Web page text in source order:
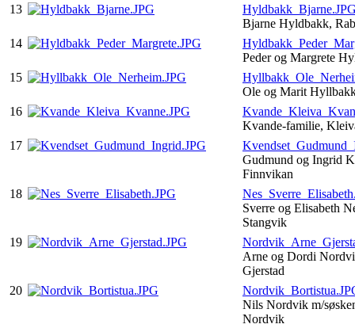
13
Bjarne Hyldbakk,
14
Peder og Margrete
15
Ole og Marit
16
Kvande-familie,
17
Gudmund og Ingrid
Finnvikan
18
Sverre og Elisabeth
Stangvik
19
Arne og Dordi
Gjerstad
20
Nils Nordvik m/
Nordvik